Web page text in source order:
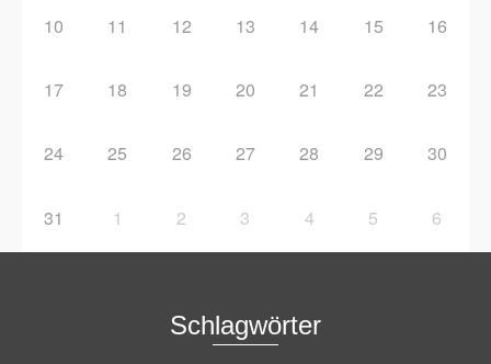
10 11 12 13 14 15 16
17 18 19 20 21 22 23
24 25 26 27 28 29 30
31 1 2 3 4 5 6
Schlagwörter